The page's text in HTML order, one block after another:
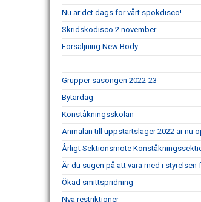
Nu är det dags för vårt spökdisco!
Skridskodisco 2 november
Försäljning New Body
Grupper säsongen 2022-23
Bytardag
Konståkningsskolan
Anmälan till uppstartsläger 2022 är nu
Årligt Sektionsmöte
Är du sugen på att vara med i styrelsen
Ökad smittspridning
Nya restriktioner